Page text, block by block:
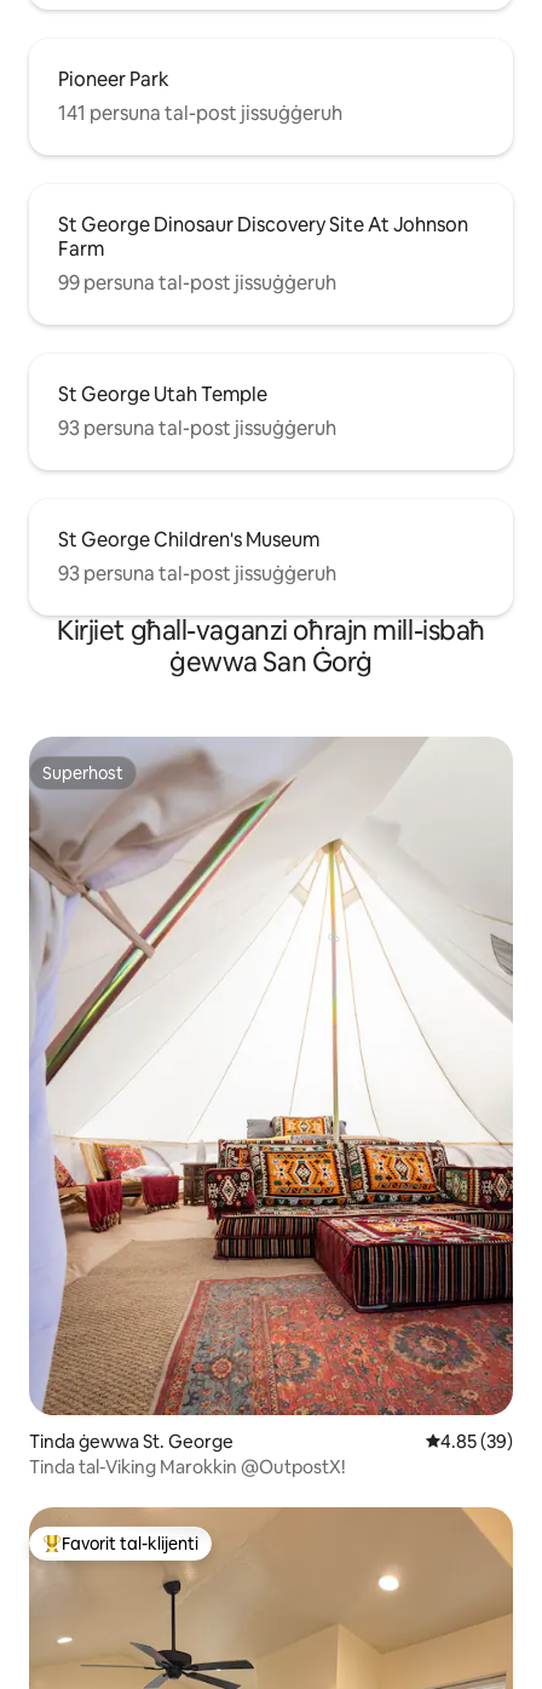
Pioneer Park
141 persuna tal-post jissuġġeruh
St George Dinosaur Discovery Site At Johnson
Farm
99 persuna tal-post jissuġġeruh
St George Utah Temple
93 persuna tal-post jissuġġeruh
St George Children's Museum
93 persuna tal-post jissuġġeruh
Kirjiet għall-vaganzi oħrajn mill-isbaħ
ġewwa San Ġorġ
Superhost
Superhost
Tinda ġewwa St. George Rating medju
4.85 (39)
Tinda tal-Viking Marokkin @OutpostX!
Wieħed mill-aqwa favoriti tal-klijenti
Favorit tal-klijenti